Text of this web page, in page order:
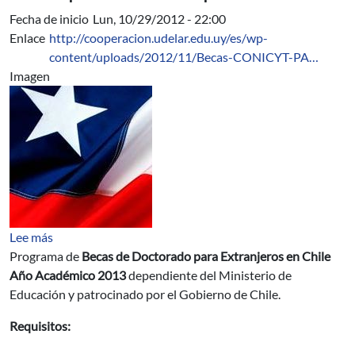
Fecha de inicio Lun, 10/29/2012 - 22:00
Enlace http://cooperacion.udelar.edu.uy/es/wp-
content/uploads/2012/11/Becas-CONICYT-PA…
Imagen
Lee mássobre Becas de Doctorado para Extranjeros en Chile
Programa de Becas de Doctorado para Extranjeros en Chile
Año Académico 2013dependiente del Ministerio de
Educación y patrocinado por el Gobierno de Chile.
Requisitos: